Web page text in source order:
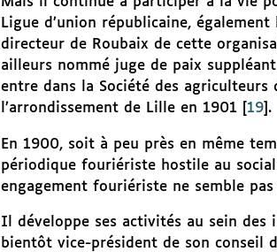
Ligue d’union républicaine,
directeur de Roubaix de cette
ailleurs nommé juge de paix
entre dans la Société des
l’arrondissement de Lille en 1901
19] .
En 1900, soit à peu près en même
périodique fouriériste hostile au
engagement fouriériste ne semble
Il développe ses activités au sein
bientôt vice-président de son conseil